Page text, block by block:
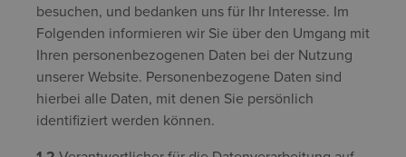
besuchen, und bedanken uns für Ihr Interesse. Im
Folgenden informieren wir Sie über den Umgang mit
Ihren personenbezogenen Daten bei der Nutzung
unserer Website. Personenbezogene Daten sind
hierbei alle Daten, mit denen Sie persönlich
identifiziert werden können.